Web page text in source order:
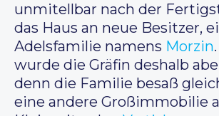
unmitellbar nach der
das Haus an neue Besitzer,
Adelsfamilie namens Morzin
wurde die Gräfin deshalb
denn die Familie besaß
eine andere Großimmobilie